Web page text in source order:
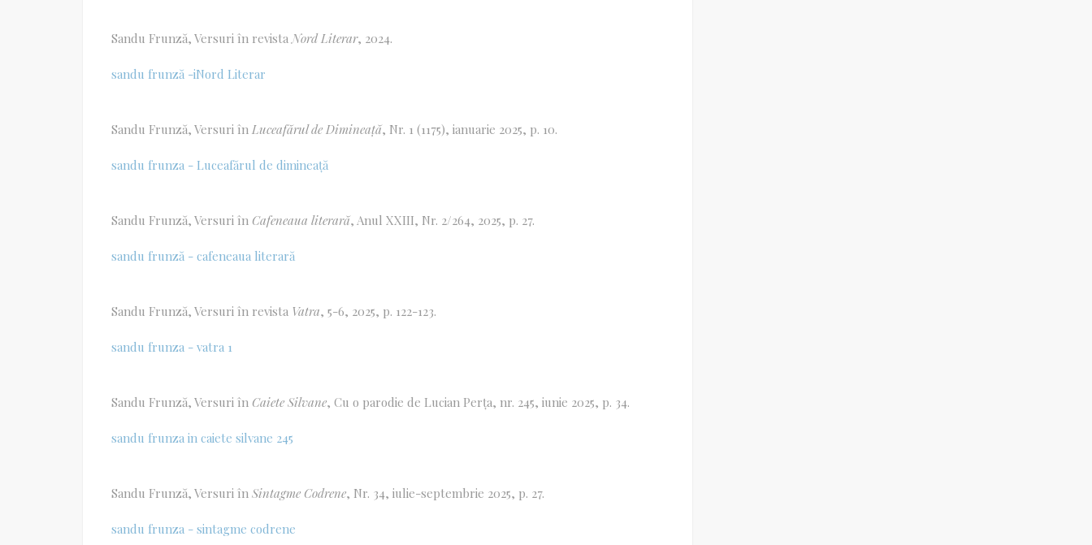
Sandu Frunză, Versuri în revistaNord Literar, 2024.
sandu frunză -iNord Literar
Sandu Frunză, Versuri în Luceafărul de Dimineață, Nr. 1 (1175), ianuarie 2025, p. 10.
sandu frunza - Luceafărul de dimineață
Sandu Frunză, Versuri în Cafeneaua literară, Anul XXIII, Nr. 2/264, 2025, p. 27.
sandu frunză - cafeneaua literară
Sandu Frunză, Versuri în revista Vatra, 5-6, 2025, p. 122-123.
sandu frunza - vatra 1
Sandu Frunză, Versuri în Caiete Silvane, Cu o parodie de Lucian Perța, nr. 245, iunie 2025, p. 34.
sandu frunza in caiete silvane 245
Sandu Frunză, Versuri în Sintagme Codrene, Nr. 34, iulie-septembrie 2025, p. 27.
sandu frunza - sintagme codrene